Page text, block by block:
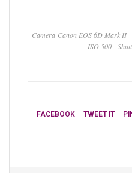
Camera Canon EOS 6D Mark II
ISO 500
FACEBOOK TWEET IT